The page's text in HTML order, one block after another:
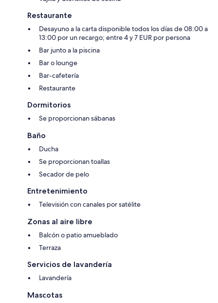
Restaurante
Desayuno a la carta disponible todos los días de 08:00 a
13:00 por un recargo; entre 4 y 7 EUR por persona
Bar junto a la piscina
Bar o lounge
Bar-cafetería
Restaurante
Dormitorios
Se proporcionan sábanas
Baño
Ducha
Se proporcionan toallas
Secador de pelo
Entretenimiento
Televisión con canales por satélite
Zonas al aire libre
Balcón o patio amueblado
Terraza
Servicios de lavandería
Lavandería
Mascotas